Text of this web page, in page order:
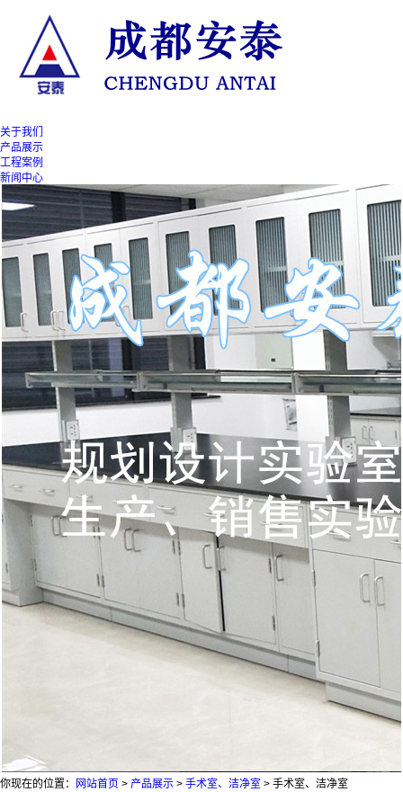
关于我们
产品展示
工程案例
新闻中心
你现在的位置： 网站首页 > 产品展示 > 手术室、洁净室 > 手术室、洁净室